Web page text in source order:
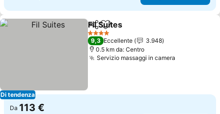
Di tendenza
CondividiAggiungi ai preferiti
Fil Suites
4 Stelle
9,3 Eccellente
3.948
0.5 km da: Centro
Servizio massaggi in camera
Da 113 €